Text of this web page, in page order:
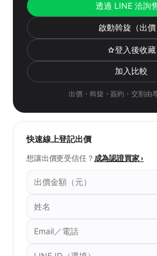
透過 LINE 洽詢
啟動斡旋（出價
登入後收藏
加入比較
出價・斡旋・簽約・交割由
快速線上登記出價
想讓出價更受信任？ 成為認證買家 ›